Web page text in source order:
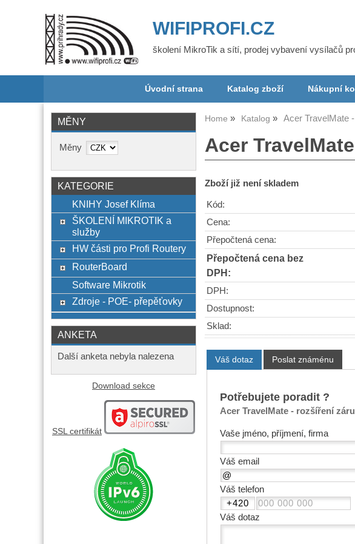
WIFIPROFI.CZ
školení MikroTik a sítí, prodej vybavení vysílačů
Úvodní strana Katalog zboží Nákupní
Home Katalog Acer TravelMate
Acer
Zboží již není skladem
Kód:
Cena:
Přepočtená cena:
Přepočtená cena bez
DPH:
DPH:
Dostupnost:
Sklad:
Váš dotaz Poslat známénu
Potřebujete poradit ?
Acer TravelMate - rozšíření
Vaše jméno, příjmení, firma
Váš email
Váš telefon
Váš dotaz
MĚNY
Měny
KATEGORIE
KNIHY Josef Klíma
ŠKOLENÍ MIKROTIK a
služby
HW části pro Profi Routery
RouterBoard
Software Mikrotik
Zdroje - POE- přepěťovky
ANKETA
Další anketa nebyla nalezena
Download sekce
SSL certifikát